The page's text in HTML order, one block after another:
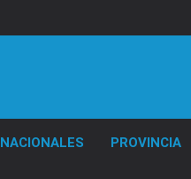
NACIONALES PROVINCIA